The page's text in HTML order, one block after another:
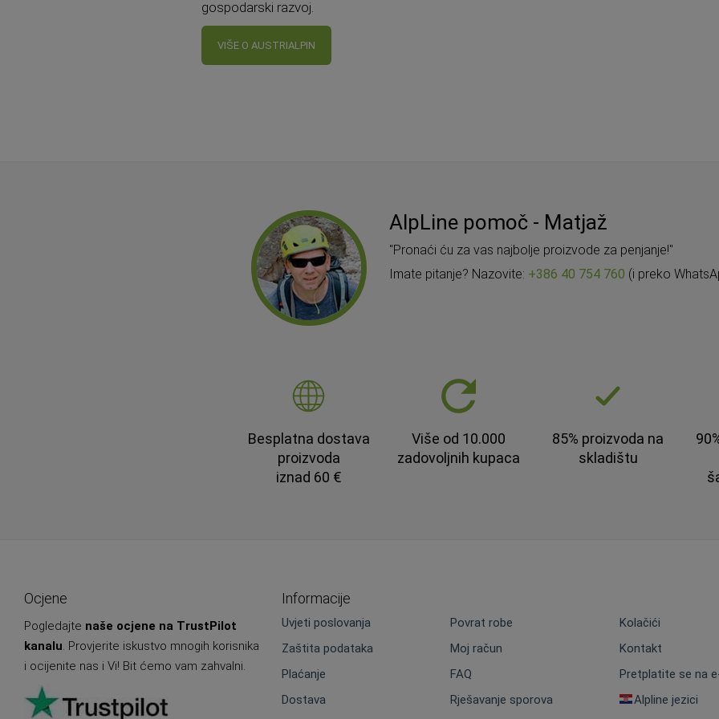
gospodarski razvoj.
VIŠE O AUSTRIALPIN
AlpLine pomoč - Matjaž
"Pronaći ću za vas najbolje proizvode za penjanje!"
Imate pitanje? Nazovite: +386 40 754 760 (i preko
Besplatna dostava
proizvoda
iznad 60 €
Više od 10.000
zadovoljnih kupaca
85% proizvoda na
skladištu
Ocjene
Pogledajte naše ocjene na TrustPilot
kanalu. Provjerite iskustvo mnogih korisnika
i ocijenite nas i Vi! Bit ćemo vam zahvalni.
Informacije
Uvjeti poslovanja
Zaštita podataka
Plaćanje
Dostava
Povrat robe
Moj račun
FAQ
Rješavanje sporova
Kolačići
Kontakt
Pretplatite se na
Alpline jezici